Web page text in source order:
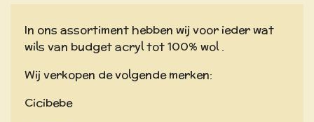
In ons assortiment hebben wij voor ieder wat
wils van budget acryl tot 100% wol .
Wij verkopen de volgende merken:
Cicibebe